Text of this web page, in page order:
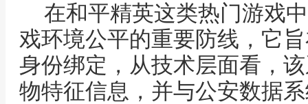
在和平精英这类热门游戏
戏环境公平的重要防线，它
身份绑定，从技术层面看，
物特征信息，并与公安数据